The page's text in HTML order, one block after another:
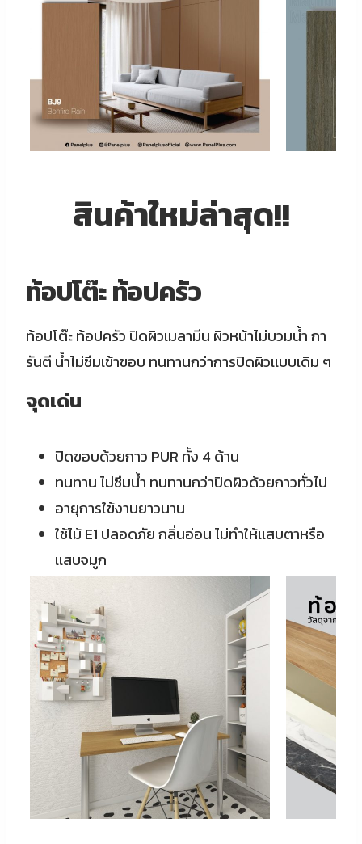
สินค้าใหม่ล่าสุด!!
ท้อปโต๊ะ ท้อปครัว
ท้อปโต๊ะ ท้อปครัว ปิดผิวเมลามีน ผิวหน้าไม่บวมน้ำ กา
รันตี น้ำไม่ซึมเข้าขอบ​ ทนทานกว่าการปิดผิวเเบบเดิม ๆ
จุดเด่น
ปิดขอบด้วยกาว PUR ทั้ง 4 ด้าน
ทนทาน ไม่ซึมน้ำ ทนทานกว่าปิดผิวด้วยกาวทั่วไป
อายุการใข้งานยาวนาน
ใช้ไม้ E1 ปลอดภัย กลิ่นอ่อน ไม่ทำให้เเสบตาหรือ
เเสบจมูก